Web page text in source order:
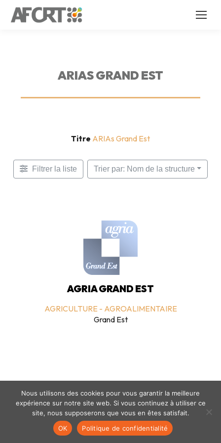
ARIAS GRAND EST
Titre ARIAs Grand Est
Filtrer la liste Trier par: Nom de la structure
AGRIA GRAND EST
AGRICULTURE - AGROALIMENTAIRE
Grand Est
Mentions légales- politique de confidentialité- © coclico 2026
Nous utilisons des cookies pour vous garantir la meilleure
expérience sur notre site web. Si vous continuez à utiliser ce
site, nous supposerons que vous en êtes satisfait.
OK
Politique de confidentialité